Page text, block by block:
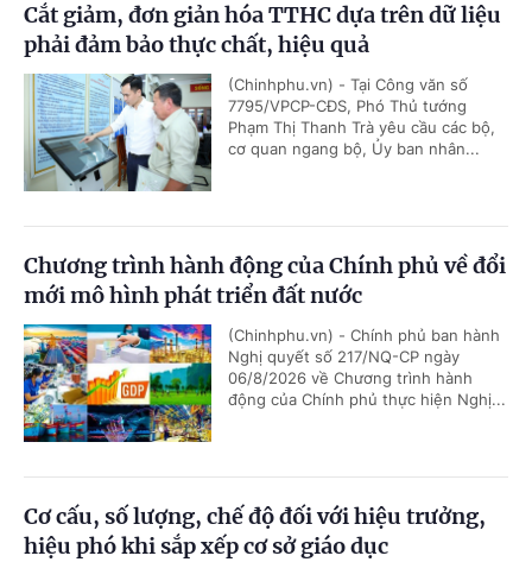
Cắt giảm, đơn giản hóa TTHC dựa trên dữ liệu
phải đảm bảo thực chất, hiệu quả
(Chinhphu.vn) - Tại Công văn số
7795/VPCP-CĐS, Phó Thủ tướng
Phạm Thị Thanh Trà yêu cầu các bộ,
cơ quan ngang bộ, Ủy ban nhân...
Chương trình hành động của Chính phủ về đổi
mới mô hình phát triển đất nước
(Chinhphu.vn) - Chính phủ ban hành
Nghị quyết số 217/NQ-CP ngày
06/8/2026 về Chương trình hành
động của Chính phủ thực hiện Nghị...
Cơ cấu, số lượng, chế độ đối với hiệu trưởng,
hiệu phó khi sắp xếp cơ sở giáo dục